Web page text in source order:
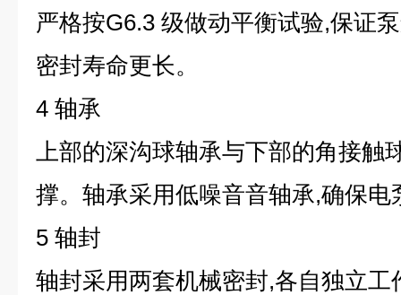
严格按G6.3 级做动平衡试验,保证
密封寿命更长。
4 轴承
上部的深沟球轴承与下部的角接触
撑。轴承采用低噪音音轴承,确保电
5 轴封
轴封采用两套机械密封,各自独立